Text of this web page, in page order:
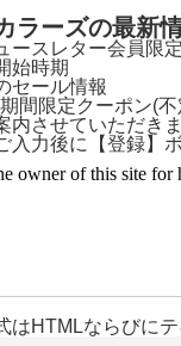
ラーズの最新
ースレター会員限
始時期
セール情報
間限定クーポン(
内させていただき
入力後に【登録】
はHTMLならびに